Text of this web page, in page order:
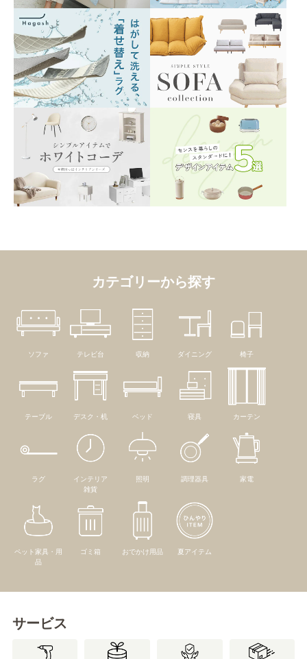
カテゴリーから探す
ソファ テレビ台 収納 ダイニング 椅子
テーブル デスク・机 ベッド 寝具 カーテン
ラグ
インテリア
雑貨
照明 調理器具 家電
ペット家具・用
品
ゴミ箱 おでかけ用品 夏アイテム
サービス